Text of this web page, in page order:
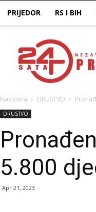
PRIJEDOR RS I BIH
Prijedor24H
Naslovna DRUSTVO
DRUSTVO
5.800
Apr 21, 2023